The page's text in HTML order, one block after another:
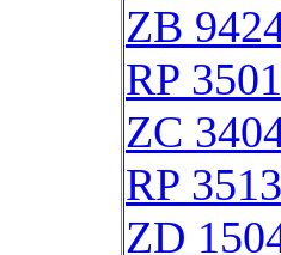
ZB
RP
ZC
RP
ZD